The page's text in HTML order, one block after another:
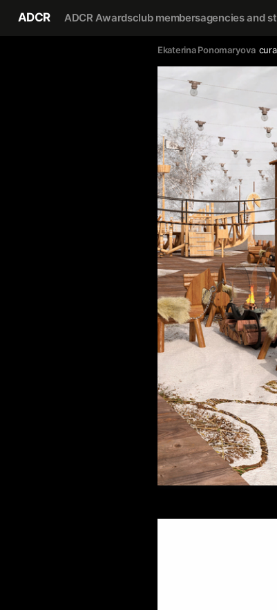
ADCR ADCR Awardsclub membersagencies and
Ekaterina Ponomaryova